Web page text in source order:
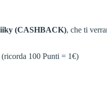
(CASHBACK), che ti
100 Punti = 1€)